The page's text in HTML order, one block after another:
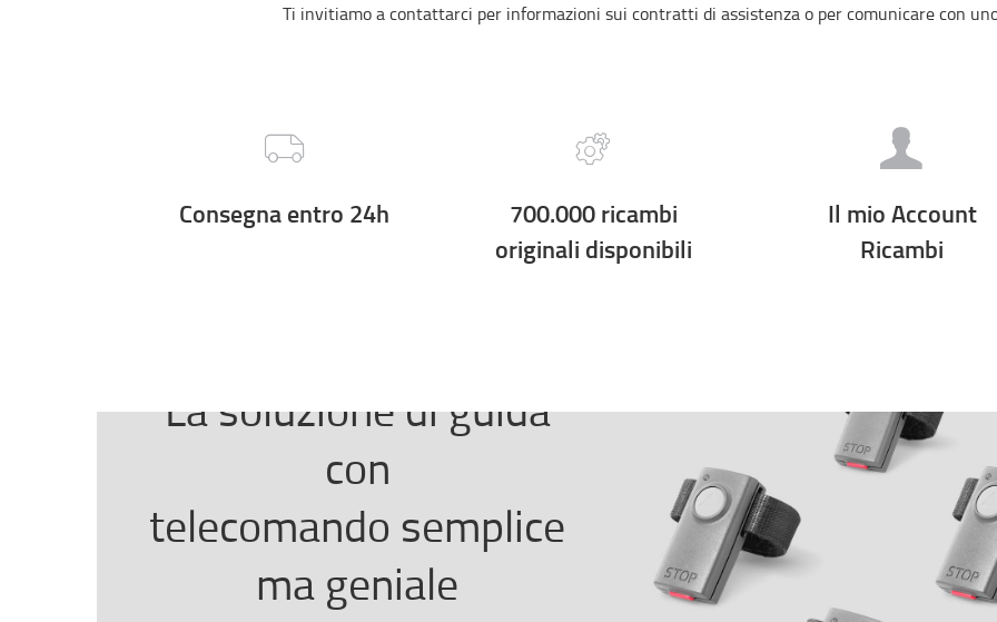
Ti invitiamo a contattarci per informazioni sui contratti di assistenza o per comunicare con
Consegna entro 24h
700.000 ricambi
originali disponibili
Il mio Account
Ricambi
La soluzione di guida
con
telecomando semplice
ma geniale